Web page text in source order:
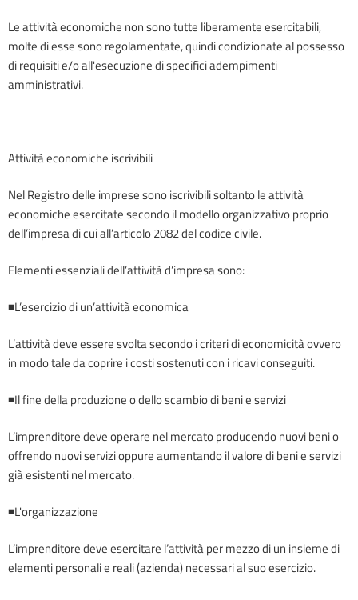
Le attività economiche non sono tutte liberamente esercitabili,
molte di esse sono regolamentate, quindi condizionate al possesso
di requisiti e/o all'esecuzione di specifici adempimenti
amministrativi.
Attività economiche iscrivibili
Nel Registro delle imprese sono iscrivibili soltanto le attività
economiche esercitate secondo il modello organizzativo proprio
dell’impresa di cui all’articolo 2082 del codice civile.
Elementi essenziali dell’attività d’impresa sono:
◾L’esercizio di un’attività economica
L’attività deve essere svolta secondo i criteri di economicità ovvero
in modo tale da coprire i costi sostenuti con i ricavi conseguiti.
◾Il fine della produzione o dello scambio di beni e servizi
L’imprenditore deve operare nel mercato producendo nuovi beni o
offrendo nuovi servizi oppure aumentando il valore di beni e servizi
già esistenti nel mercato.
◾L'organizzazione
L’imprenditore deve esercitare l’attività per mezzo di un insieme di
elementi personali e reali (azienda) necessari al suo esercizio.